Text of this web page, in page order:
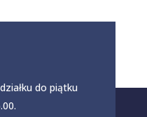
do piątku